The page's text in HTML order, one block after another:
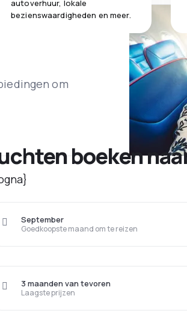
autoverhuur, lokale
bezienswaardigheden en meer.
om
boeken
Goedkoopste maand om te reizen
September
Laagste prijzen
3 maanden van tevoren